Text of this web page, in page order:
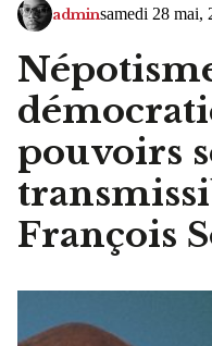
adminsamedi 28 mai,
pouvoirs
François